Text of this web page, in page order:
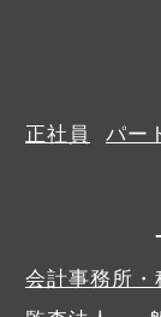
正社員
パー
会計事務所・